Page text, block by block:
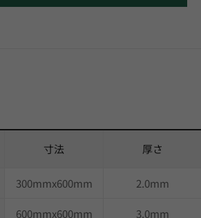
寸法 厚さ
300mmx600mm 2.0mm
600mmx600mm 3.0mm